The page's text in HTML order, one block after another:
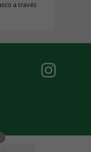
a través